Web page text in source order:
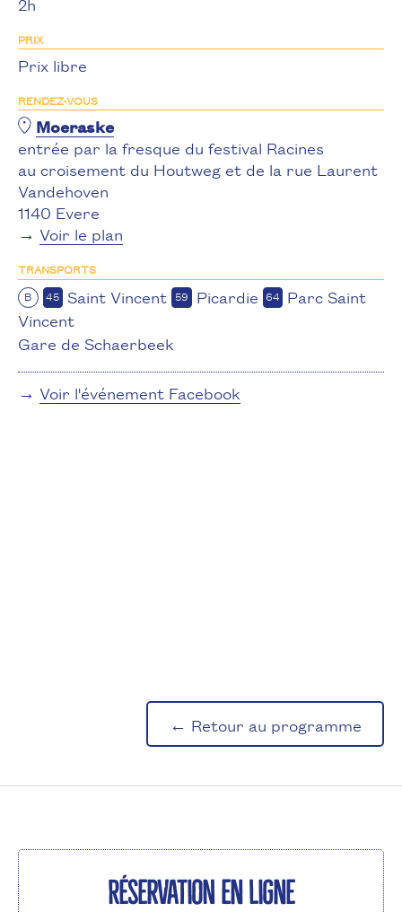
PRIX
Prix libre
RENDEZ-VOUS
Moeraske
entrée par la fresque du festival Racines
au croisement du Houtweg et de la rue Laurent
Vandehoven
1140 Evere
→ Voir le plan
TRANSPORTS
B
45 Saint Vincent59 Picardie 64 Parc Saint
Vincent
Gare de Schaerbeek
→ Voir l'événement Facebook
← Retour au programme
Réservation en ligne